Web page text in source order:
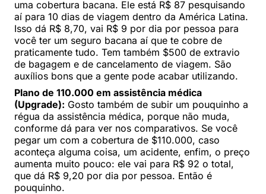
uma cobertura bacana. Ele está R$ 87 pesquisando
aí para 10 dias de viagem dentro da América Latina.
Isso dá R$ 8,70, vai R$ 9 por dia por pessoa para
você ter um seguro bacana aí que te cobre de
praticamente tudo. Tem também $500 de extravio
de bagagem e de cancelamento de viagem. São
auxílios bons que a gente pode acabar utilizando.
Plano de 110.000 em assistência médica
(Upgrade): Gosto também de subir um pouquinho a
régua da assistência médica, porque não muda,
conforme dá para ver nos comparativos. Se você
pegar um com a cobertura de $110.000, caso
aconteça alguma coisa, um acidente, enfim, o preço
aumenta muito pouco: ele vai para R$ 92 o total,
que dá R$ 9,20 por dia por pessoa. Então é
pouquinho.